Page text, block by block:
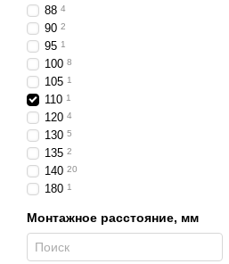
88 4
90 2
95 1
100 8
105 1
110 1
120 4
130 5
135 2
140 20
180 1
Монтажное расстояние, мм